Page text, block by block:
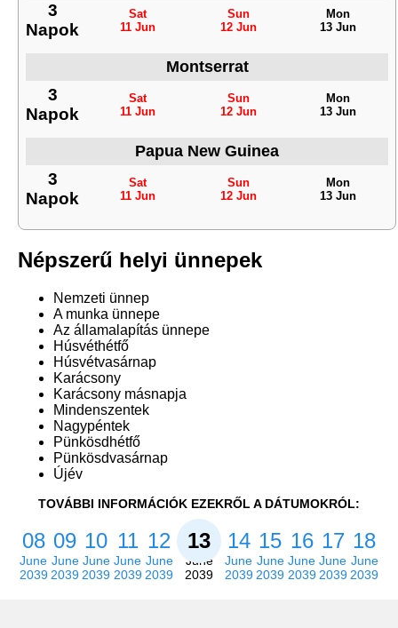
3
Napok
Sat
11 Jun
Sun
12 Jun
Mon
13 Jun
Montserrat
3
Napok
Sat
11 Jun
Sun
12 Jun
Mon
13 Jun
Papua New Guinea
3
Napok
Sat
11 Jun
Sun
12 Jun
Mon
13 Jun
Népszerű helyi ünnepek
Nemzeti ünnep
A munka ünnepe
Az államalapítás ünnepe
Húsvéthétfő
Húsvétvasárnap
Karácsony
Karácsony másnapja
Mindenszentek
Nagypéntek
Pünkösdhétfő
Pünkösdvasárnap
Újév
TOVÁBBI INFORMÁCIÓK EZEKRŐL A DÁTUMOKRÓL:
08
June
2039
09
June
2039
10
June
2039
11
June
2039
12
June
2039
13
June
2039
14
June
2039
15
June
2039
16
June
2039
17
June
2039
18
June
2039